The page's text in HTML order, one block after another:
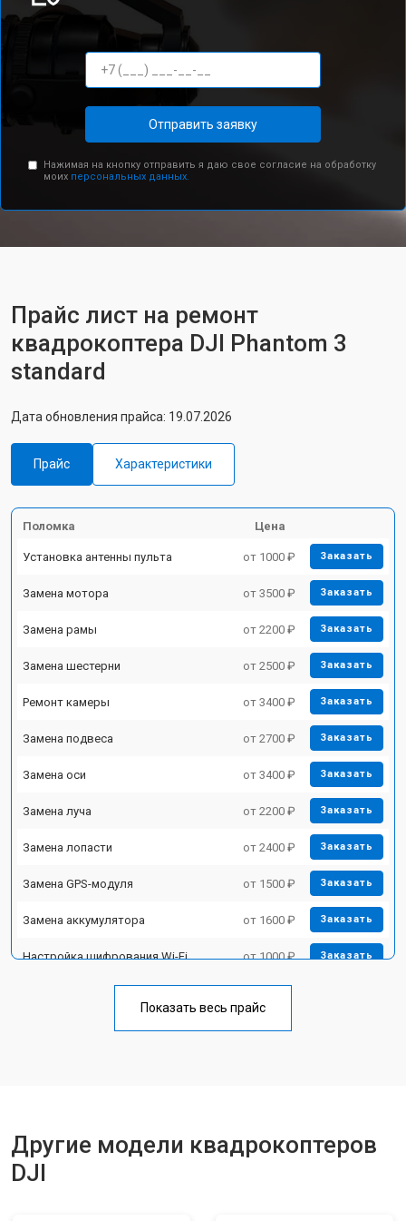
Отправить заявку
Нажимая на кнопку отправить я даю свое согласие на обработку
моих персональных данных.
Прайс лист на ремонт
квадрокоптера DJI Phantom 3
standard
Дата обновления прайса: 19.07.2026
Прайс Характеристики
Поломка Цена
Установка антенны пульта от 1000 ₽ Заказать
Замена мотора от 3500 ₽ Заказать
Замена рамы от 2200 ₽ Заказать
Замена шестерни от 2500 ₽ Заказать
Ремонт камеры от 3400 ₽ Заказать
Замена подвеса от 2700 ₽ Заказать
Замена оси от 3400 ₽ Заказать
Замена луча от 2200 ₽ Заказать
Замена лопасти от 2400 ₽ Заказать
Замена GPS-модуля от 1500 ₽ Заказать
Замена аккумулятора от 1600 ₽ Заказать
Настройка шифрования Wi-Fi от 1000 ₽ Заказать
Замена материнской платы от 2800 ₽
Показать весь прайс
Другие модели квадрокоптеров
DJI